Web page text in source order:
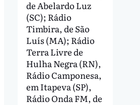
de Abelardo Luz
(SC); Rádio
Timbira, de São
Luís (MA); Rádio
Terra Livre de
Hulha Negra (RN),
Rádio Camponesa,
em Itapeva (SP),
Rádio Onda FM, de